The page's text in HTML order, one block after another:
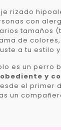
rizado
con
tamaños
de
a tu estilo
es un perro
y
el primer
un